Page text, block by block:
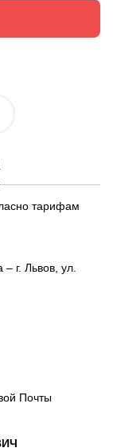
тарифам
г. Львов, ул.
Почты